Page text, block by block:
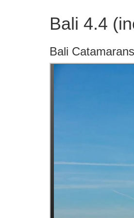
Bali 4.4
Bali Catamarans